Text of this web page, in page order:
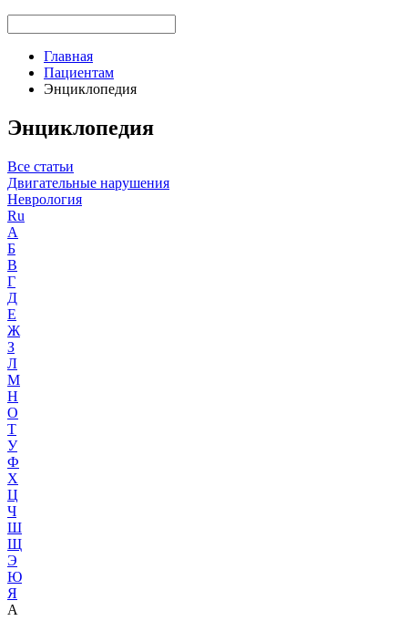
Главная
Пациентам
Энциклопедия
Энциклопедия
Все статьи
Двигательные нарушения
Неврология
Ru
А
Б
В
Г
Д
Е
Ж
З
Л
М
Н
О
Т
У
Ф
Х
Ц
Ч
Ш
Щ
Э
Ю
Я
А